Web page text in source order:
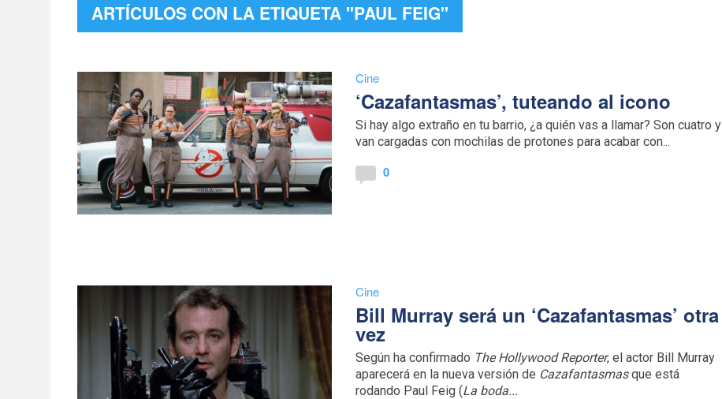
ARTÍCULOS CON LA ETIQUETA "PAUL FEIG"
Cine
‘Cazafantasmas’, tuteando al icono
Si hay algo extraño en tu barrio, ¿a quién vas a llamar? Son cuatro y
van cargadas con mochilas de protones para acabar con...
0
Cine
Bill Murray será un ‘Cazafantasmas’ otra
vez
Según ha confirmado The Hollywood Reporter, el actor Bill Murray
aparecerá en la nueva versión de Cazafantasmasque está
rodando Paul Feig (La boda...